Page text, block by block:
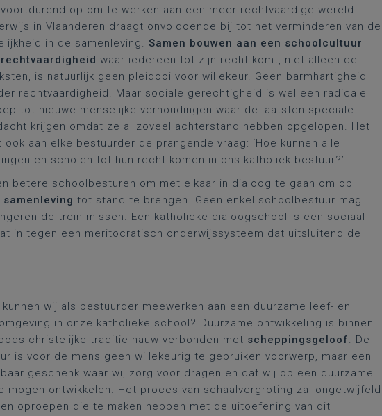
op om te werken aan een meer rechtvaardige wereld.
in Vlaanderen draagt onvoldoende bij tot het verminderen van de
in de samenleving. Samen bouwen aan een schoolcultuur
waar iedereen tot zijn recht komt, niet alleen de
is natuurlijk geen pleidooi voor willekeur. Geen barmhartigheid
rechtvaardigheid. Maar sociale gerechtigheid is wel een radicale
tot nieuwe menselijke verhoudingen waar de laatsten speciale
krijgen omdat ze al zoveel achterstand hebben opgelopen. Het
ook aan elke bestuurder de prangende vraag: ‘Hoe kunnen alle
en scholen tot hun recht komen in ons katholiek bestuur?’
betere schoolbesturen om met elkaar in dialoog te gaan om op
tot stand te brengen. Geen enkel schoolbestuur mag
de trein missen. Een katholieke dialoogschool is een sociaal
in tegen een meritocratisch onderwijssysteem dat uitsluitend de
kunnen wij als bestuurder meewerken aan een duurzame leef- en
in onze katholieke school? Duurzame ontwikkeling is binnen
christelijke traditie nauw verbonden met scheppingsgeloof. De
is voor de mens geen willekeurig te gebruiken voorwerp, maar een
geschenk waar wij zorg voor dragen en dat wij op een duurzame
mogen ontwikkelen. Het proces van schaalvergroting zal ongetwijfeld
oproepen die te maken hebben met de uitoefening van dit